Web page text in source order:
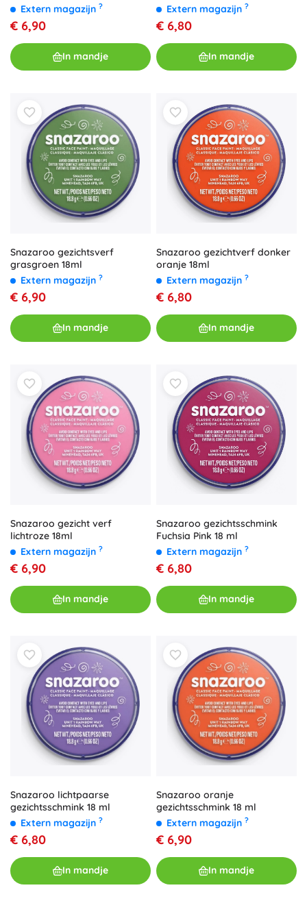
Extern magazijn ?
€ 6,90
In mandje
Extern magazijn ?
€ 6,80
In mandje
Snazaroo gezichtsverf
grasgroen 18ml
Extern magazijn ?
€ 6,90
In mandje
Snazaroo gezichtverf donker
oranje 18ml
Extern magazijn ?
€ 6,80
In mandje
Snazaroo gezicht verf
lichtroze 18ml
Extern magazijn ?
€ 6,90
In mandje
Snazaroo gezichtsschmink
Fuchsia Pink 18 ml
Extern magazijn ?
€ 6,80
In mandje
Snazaroo lichtpaarse
gezichtsschmink 18 ml
Extern magazijn ?
€ 6,80
In mandje
Snazaroo oranje
gezichtsschmink 18 ml
Extern magazijn ?
€ 6,90
In mandje